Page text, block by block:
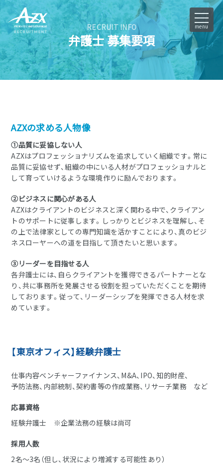
menu
RECRUIT INFO
弁護士 募集要項
AZXの求める人物像
①品質に妥協しない人
AZXはプロフェッショナリズムを追求していく組織です。常に
品質に妥協せず、組織の中にいる人材がプロフェッショナルと
して育っていけるような環境作りに励んでおります。
②ビジネスに関心がある人
AZXはクライアントのビジネスと深く関わる中で、クライアン
トのサポートに従事します。しっかりとビジネスを理解し、そ
の上で法律家としての専門知識を活かすことにより、真のビジ
ネスローヤーへの道を目指して頂きたいと思います。
③リーダーを目指せる人
各弁護士には、自らクライアントを獲得できるパートナーとな
り、共に事務所を発展させる役割を担っていただくことを期待
しております。従って、リーダーシップを発揮できる人材を求
めています。
【東京オフィス】経験弁護士
仕事内容ベンチャーファイナンス、M&A、IPO、知的財産、
予防法務、内部統制、契約書等の作成業務、リサーチ業務 など
応募資格
経験弁護士 ※企業法務の経験は尚可
採用人数
2名～3名（但し、状況により増減する可能性あり）